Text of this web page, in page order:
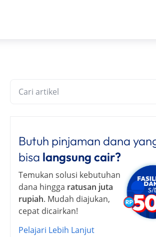
Butuh pinjaman dana
bisa langsung cair?
Temukan solusi kebutuhan
dana hingga ratusan juta
rupiah. Mudah diajukan,
cepat dicairkan!
Pelajari Lebih Lanjut